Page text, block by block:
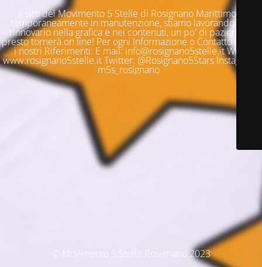
Il sito del Movimento 5 Stelle di Rosignano Marittimo è
temporaneamente in manutenzione, stiamo lavorando per
rinnovarlo nella grafica e nei contenuti, un po' di pazienza e
presto tornerà on line! Per ogni Informazione o Contatto questi
i nostri Riferimenti: E mail: info@rosignano5stelle.it Web:
www.rosignano5stelle.it Twitter: @Rosignano5Stars Instagram:
m5s_rosignano
© Movimento 5 Stelle Rosignano 2023